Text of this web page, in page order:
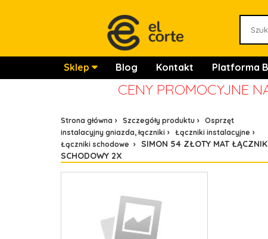
Sklep Blog Kontakt Platforma
CENY PROMOCYJNE
Strona główna Szczegóły produktu
Osprzęt
instalacyjny gniazda, łączniki
Łączniki instalacyjne
Łączniki schodowe
SIMON 54 ZŁOTY MAT ŁĄCZNIK
SCHODOWY 2X